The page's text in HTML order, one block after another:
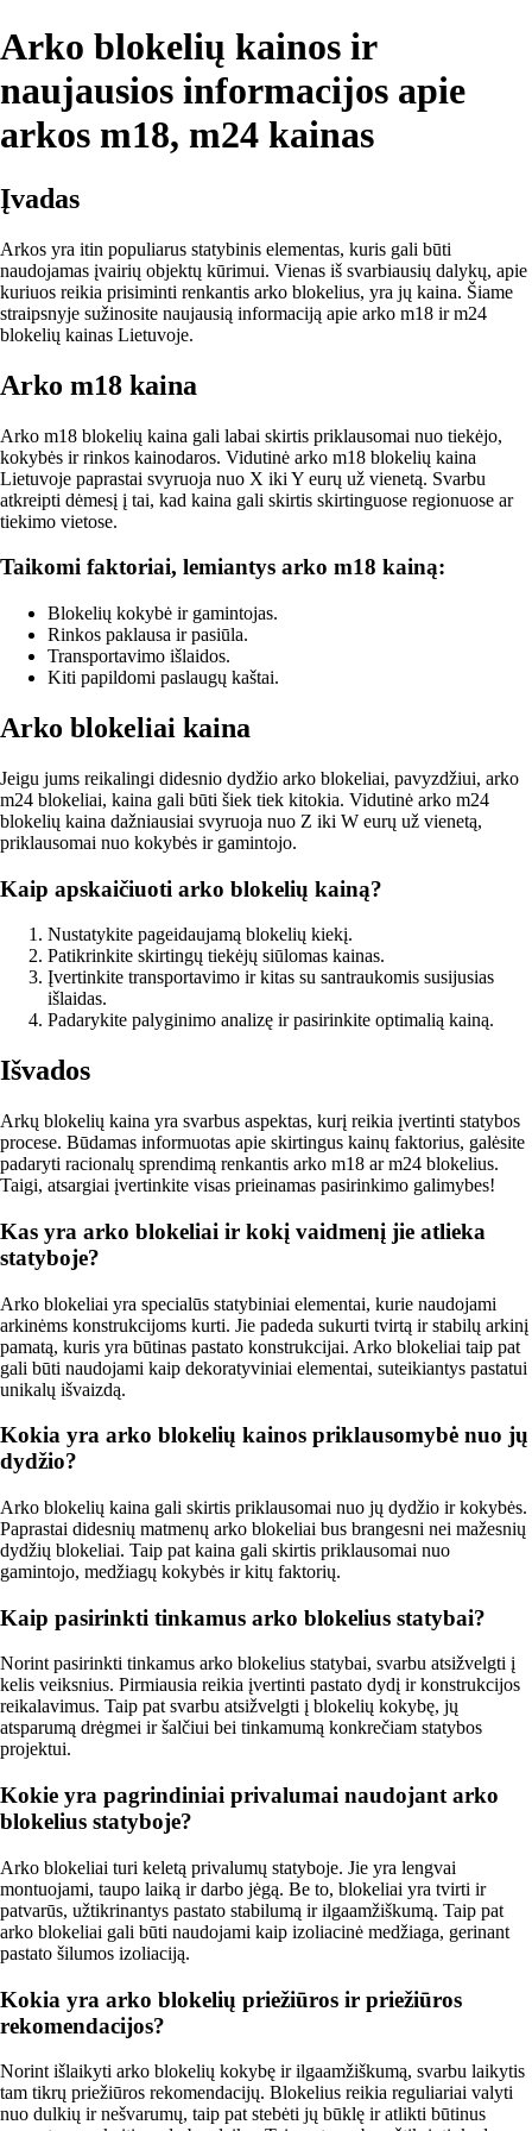
Arko blokelių kainos ir
naujausios informacijos apie
arkos m18, m24 kainas
Įvadas
Arkos yra itin populiarus statybinis elementas, kuris gali būti
naudojamas įvairių objektų kūrimui. Vienas iš svarbiausių dalykų, apie
kuriuos reikia prisiminti renkantis arko blokelius, yra jų kaina. Šiame
straipsnyje sužinosite naujausią informaciją apie arko m18 ir m24
blokelių kainas Lietuvoje.
Arko m18 kaina
Arko m18 blokelių kaina gali labai skirtis priklausomai nuo tiekėjo,
kokybės ir rinkos kainodaros. Vidutinė arko m18 blokelių kaina
Lietuvoje paprastai svyruoja nuo X iki Y eurų už vienetą. Svarbu
atkreipti dėmesį į tai, kad kaina gali skirtis skirtinguose regionuose ar
tiekimo vietose.
Taikomi faktoriai, lemiantys arko m18 kainą:
Blokelių kokybė ir gamintojas.
Rinkos paklausa ir pasiūla.
Transportavimo išlaidos.
Kiti papildomi paslaugų kaštai.
Arko blokeliai kaina
Jeigu jums reikalingi didesnio dydžio arko blokeliai, pavyzdžiui, arko
m24 blokeliai, kaina gali būti šiek tiek kitokia. Vidutinė arko m24
blokelių kaina dažniausiai svyruoja nuo Z iki W eurų už vienetą,
priklausomai nuo kokybės ir gamintojo.
Kaip apskaičiuoti arko blokelių kainą?
Nustatykite pageidaujamą blokelių kiekį.
Patikrinkite skirtingų tiekėjų siūlomas kainas.
Įvertinkite transportavimo ir kitas su santraukomis susijusias
išlaidas.
Padarykite palyginimo analizę ir pasirinkite optimalią kainą.
Išvados
Arkų blokelių kaina yra svarbus aspektas, kurį reikia įvertinti statybos
procese. Būdamas informuotas apie skirtingus kainų faktorius, galėsite
padaryti racionalų sprendimą renkantis arko m18 ar m24 blokelius.
Taigi, atsargiai įvertinkite visas prieinamas pasirinkimo galimybes!
Kas yra arko blokeliai ir kokį vaidmenį jie atlieka
statyboje?
Arko blokeliai yra specialūs statybiniai elementai, kurie naudojami
arkinėms konstrukcijoms kurti. Jie padeda sukurti tvirtą ir stabilų arkinį
pamatą, kuris yra būtinas pastato konstrukcijai. Arko blokeliai taip pat
gali būti naudojami kaip dekoratyviniai elementai, suteikiantys pastatui
unikalų išvaizdą.
Kokia yra arko blokelių kainos priklausomybė nuo jų
dydžio?
Arko blokelių kaina gali skirtis priklausomai nuo jų dydžio ir kokybės.
Paprastai didesnių matmenų arko blokeliai bus brangesni nei mažesnių
dydžių blokeliai. Taip pat kaina gali skirtis priklausomai nuo
gamintojo, medžiagų kokybės ir kitų faktorių.
Kaip pasirinkti tinkamus arko blokelius statybai?
Norint pasirinkti tinkamus arko blokelius statybai, svarbu atsižvelgti į
kelis veiksnius. Pirmiausia reikia įvertinti pastato dydį ir konstrukcijos
reikalavimus. Taip pat svarbu atsižvelgti į blokelių kokybę, jų
atsparumą drėgmei ir šalčiui bei tinkamumą konkrečiam statybos
projektui.
Kokie yra pagrindiniai privalumai naudojant arko
blokelius statyboje?
Arko blokeliai turi keletą privalumų statyboje. Jie yra lengvai
montuojami, taupo laiką ir darbo jėgą. Be to, blokeliai yra tvirti ir
patvarūs, užtikrinantys pastato stabilumą ir ilgaamžiškumą. Taip pat
arko blokeliai gali būti naudojami kaip izoliacinė medžiaga, gerinant
pastato šilumos izoliaciją.
Kokia yra arko blokelių priežiūros ir priežiūros
rekomendacijos?
Norint išlaikyti arko blokelių kokybę ir ilgaamžiškumą, svarbu laikytis
tam tikrų priežiūros rekomendacijų. Blokelius reikia reguliariai valyti
nuo dulkių ir nešvarumų, taip pat stebėti jų būklę ir atlikti būtinus